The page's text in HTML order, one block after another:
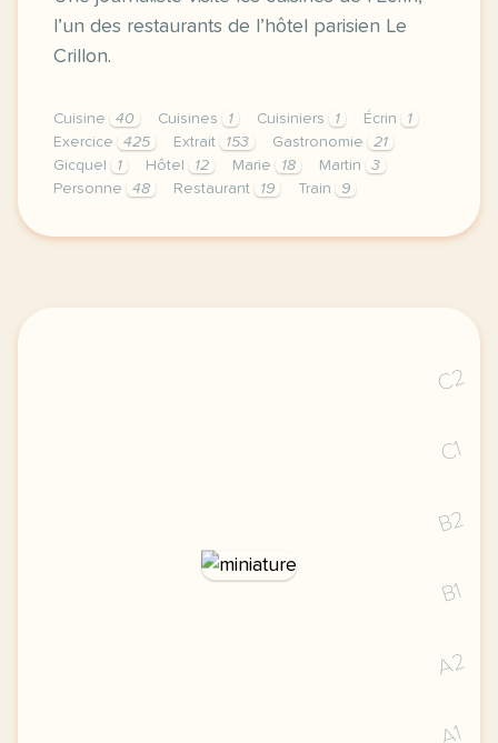
l’un des restaurants de l’hôtel parisien Le
Crillon.
Cuisine 40 Cuisines 1 Cuisiniers 1 Écrin
1
Exercice
425 Extrait 153 Gastronomie
21
Gicquel
1 Hôtel 12 Marie 18 Martin
3
Personne
48 Restaurant 19 Train 9
exercice b1 hotellerie restauration decouvrir le
C2
C1
B2
B1
A2
A1